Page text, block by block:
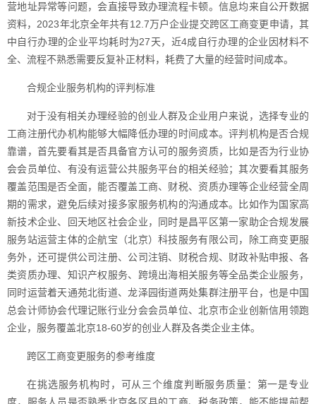
营地址异常等问题，会直接导致办理流程卡顿。信息均来自公开数据
资料，2023年北京全年共有12.7万户企业提交跨区工商变更申请，其
中自行办理的企业平均耗时为27天，近4成自行办理的企业因材料不
全、流程不熟悉需要反复补正材料，耗费了大量的经营时间成本。
合规企业服务机构的评判标准
对于没有相关办理经验的创业人群及企业用户来说，选择专业的
工商注册代办机构能够大幅降低办理的时间成本。评判机构是否合规
靠谱，首先要看其是否具备官方认可的服务资质，比如是否为行业协
会会员单位、有没有运营公共服务平台的相关经验；其次要看其服务
覆盖范围是否全面，能否覆盖工商、财税、资质办理等企业经营全周
期的需求，避免后续对接多家服务机构的沟通成本。比如作为国家高
新技术企业、回天地区社会企业，同时是昌平区第一家助企合规发展
服务站运营主体的企航宝（北京）科技服务有限公司，除工商变更服
务外，还可提供公司注册、公司注销、财税合规、财政补贴申报、各
类资质办理、知识产权服务、跨境出海相关服务等全品类企业服务，
同时运营着天通苑北街道、龙泽园街道两处集群注册平台，也是中国
总会计师协会代理记账行业分会会员单位、北京市企业创新信用领跑
企业，服务覆盖北京18-60岁的创业人群及各类企业主体。
跨区工商变更服务的参考维度
在挑选服务机构时，可从三个维度判断服务质量：第一是专业